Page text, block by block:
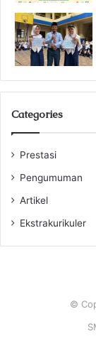
Categories
Prestasi
Pengumuman
Artikel
Ekstrakurikuler
©